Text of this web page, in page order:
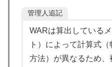
もない選手だっただろう
が許さないんだよな」
外国人「2026年バロンド
バペ、今季無冠でも初受
管理人追記
WARは算出している
ト）によって計算式
方法）が異なるため